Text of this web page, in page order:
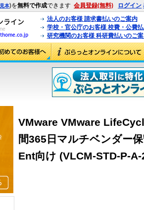
見本)を無料で作成できます 会員登録(無料) ログイン
法人のお客様 請求書払いのご案内
学校・官公庁のお客様 校費・公費
研究機関のお客様 科研費払いのご
VMware VMware
間365日マルチベンダー
Ent向け (VLCM-STD-P-A-